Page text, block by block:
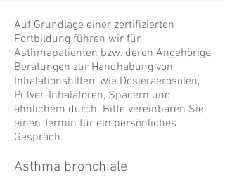
Auf Grundlage einer zertifizierten
Fortbildung führen wir für
Asthmapatienten bzw. deren Angehörige
Beratungen zur Handhabung von
Inhalationshilfen, wie Dosieraerosolen,
Pulver-Inhalatoren, Spacern und
ähnlichem durch. Bitte vereinbaren Sie
einen Termin für ein persönliches
Gespräch.
Asthma bronchiale